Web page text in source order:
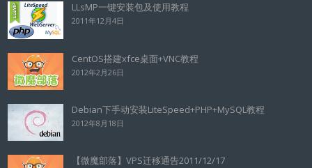
LLsMP一键安装包及使用教程
2011年12月4日
CentOS搭建xfce桌面+VNC教程
2012年2月26日
Debian下手动安装LiteSpeed+PHP+MySQL教程
2012年8月18日
【微魔部落】VPS迁移通告2011/12/17